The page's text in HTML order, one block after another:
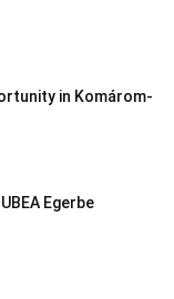
in Komárom-
Egerbe